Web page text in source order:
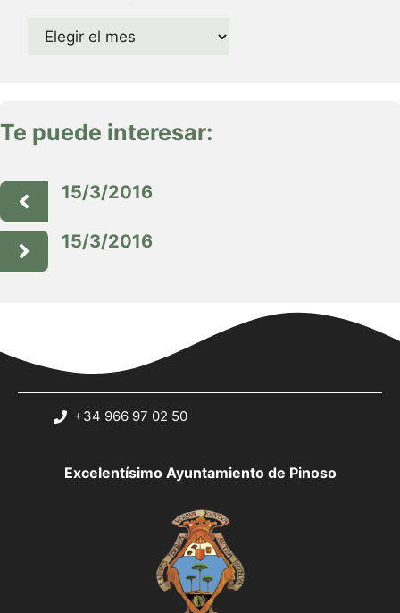
Archivos
Te puede interesar:
15/3/2016
15/3/2016
+34 966 97 02 50
Excelentísimo Ayuntamiento de Pinoso